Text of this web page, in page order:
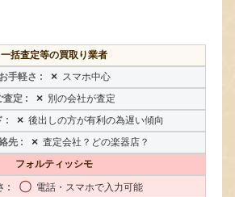
一括査定等の買取り業者
× スマホ中心
× 別の会社が査定
× 後出しの方が有利の為遅い傾向
× 査定会社？どの楽器店？
フォルティッシモ
〇 電話・スマホで入力可能